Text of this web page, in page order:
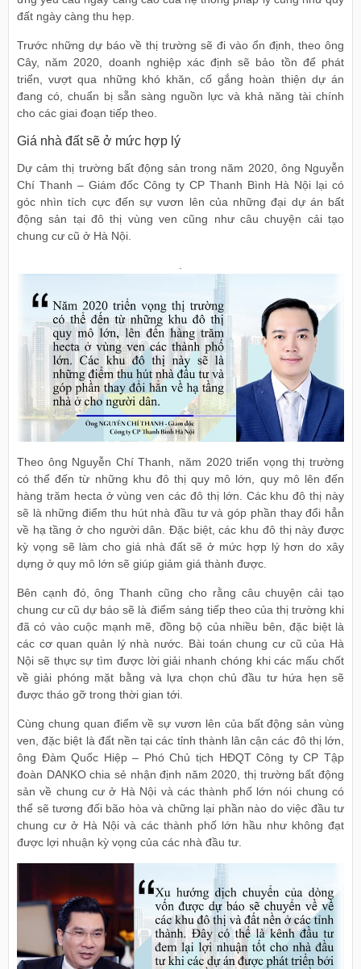
đất ngày càng thu hẹp.
Trước những dự báo về thị trường sẽ đi vào ổn định, theo ông
Cây, năm 2020, doanh nghiệp xác định sẽ bảo tồn để phát
triển, vượt qua những khó khăn, cố gắng hoàn thiện dự án
đang có, chuẩn bị sẵn sàng nguồn lực và khả năng tài chính
cho các giai đoạn tiếp theo.
Giá nhà đất sẽ ở mức hợp lý
Dự cảm thị trường bất động sản trong năm 2020, ông Nguyễn
Chí Thanh – Giám đốc Công ty CP Thanh Bình Hà Nội lại có
góc nhìn tích cực đến sự vươn lên của những đại dự án bất
động sản tại đô thị vùng ven cũng như câu chuyện cải tạo
chung cư cũ ở Hà Nội.
Theo ông Nguyễn Chí Thanh, năm 2020 triển vọng thị trường
có thể đến từ những khu đô thị quy mô lớn, quy mô lên đến
hàng trăm hecta ở vùng ven các đô thị lớn. Các khu đô thị này
sẽ là những điểm thu hút nhà đầu tư và góp phần thay đổi hẳn
về hạ tầng ở cho người dân. Đặc biệt, các khu đô thị này được
kỳ vọng sẽ làm cho giá nhà đất sẽ ở mức hợp lý hơn do xây
dựng ở quy mô lớn sẽ giúp giảm giá thành được.
Bên cạnh đó, ông Thanh cũng cho rằng câu chuyện cải tạo
chung cư cũ dự báo sẽ là điểm sáng tiếp theo của thị trường khi
đã có vào cuộc mạnh mẽ, đồng bộ của nhiều bên, đặc biệt là
các cơ quan quản lý nhà nước. Bài toán chung cư cũ của Hà
Nội sẽ thực sự tìm được lời giải nhanh chóng khi các mấu chốt
về giải phóng mặt bằng và lựa chọn chủ đầu tư hứa hẹn sẽ
được tháo gỡ trong thời gian tới.
Cùng chung quan điểm về sự vươn lên của bất động sản vùng
ven, đặc biệt là đất nền tại các tỉnh thành lân cận các đô thị lớn,
ông Đàm Quốc Hiệp – Phó Chủ tịch HĐQT Công ty CP Tập
đoàn DANKO chia sẻ nhận định năm 2020, thị trường bất động
sản về chung cư ở Hà Nội và các thành phố lớn nói chung có
thể sẽ tương đối bão hòa và chững lại phần nào do việc đầu tư
chung cư ở Hà Nội và các thành phố lớn hầu như không đạt
được lợi nhuận kỳ vọng của các nhà đầu tư.